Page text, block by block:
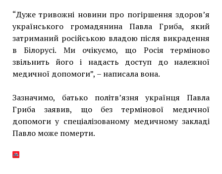
“Дуже тривожні новини про погіршення здоров’я
українського громадянина Павла Гриба, який
затриманий російською владою після викрадення
в Білорусі. Ми очікуємо, що Росія терміново
звільнить його і надасть доступ до належної
медичної допомоги”, – написала вона.
Зазначимо, батько політв’язня українця Павла
Гриба заявив, що без термінової медичної
допомоги у спеціалізованому медичному закладі
Павло може померти.